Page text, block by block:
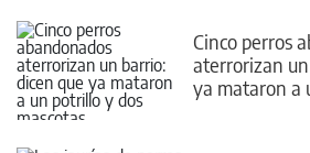
Cinco perros
aterrorizan
ya mataron a